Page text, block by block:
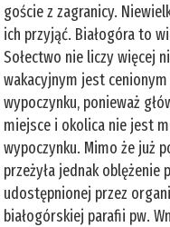
goście z zagranicy.
ich przyjąć. Białogóra to
Sołectwo nie liczy więcej
wakacyjnym jest
wypoczynku, ponieważ
miejsce i okolica nie jest
wypoczynku. Mimo że już
przeżyła jednak oblężenie
udostępnionej przez
białogórskiej parafii pw.